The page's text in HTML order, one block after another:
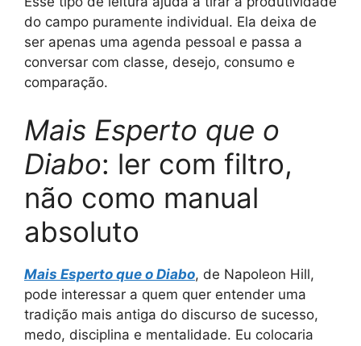
do campo puramente individual. Ela deixa de
ser apenas uma agenda pessoal e passa a
conversar com classe, desejo, consumo e
comparação.
Mais Esperto que o
Diabo: ler com filtro,
não como manual
absoluto
Mais Esperto que o Diabo, de Napoleon Hill,
pode interessar a quem quer entender uma
tradição mais antiga do discurso de sucesso,
medo, disciplina e mentalidade. Eu colocaria